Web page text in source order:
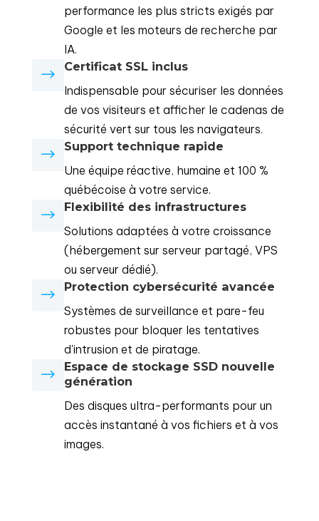
performance les plus stricts exigés par
Google et les moteurs de recherche par
IA.
$
Certificat SSL inclus
Indispensable pour sécuriser les données
de vos visiteurs et afficher le cadenas de
sécurité vert sur tous les navigateurs.
$
Support technique rapide
Une équipe réactive, humaine et 100 %
québécoise à votre service.
$
Flexibilité des infrastructures
Solutions adaptées à votre croissance
(hébergement sur serveur partagé, VPS
ou serveur dédié).
$
Protection cybersécurité avancée
Systèmes de surveillance et pare-feu
robustes pour bloquer les tentatives
d'intrusion et de piratage.
$
Espace de stockage SSD nouvelle
génération
Des disques ultra-performants pour un
accès instantané à vos fichiers et à vos
images.